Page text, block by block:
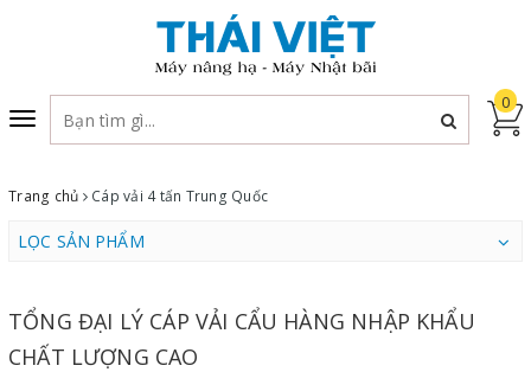
Toggle
navigation
0
Trang chủ Cáp vải 4 tấn Trung Quốc
LỌC SẢN PHẨM
TỔNG ĐẠI LÝ CÁP VẢI CẨU HÀNG NHẬP KHẨU
CHẤT LƯỢNG CAO